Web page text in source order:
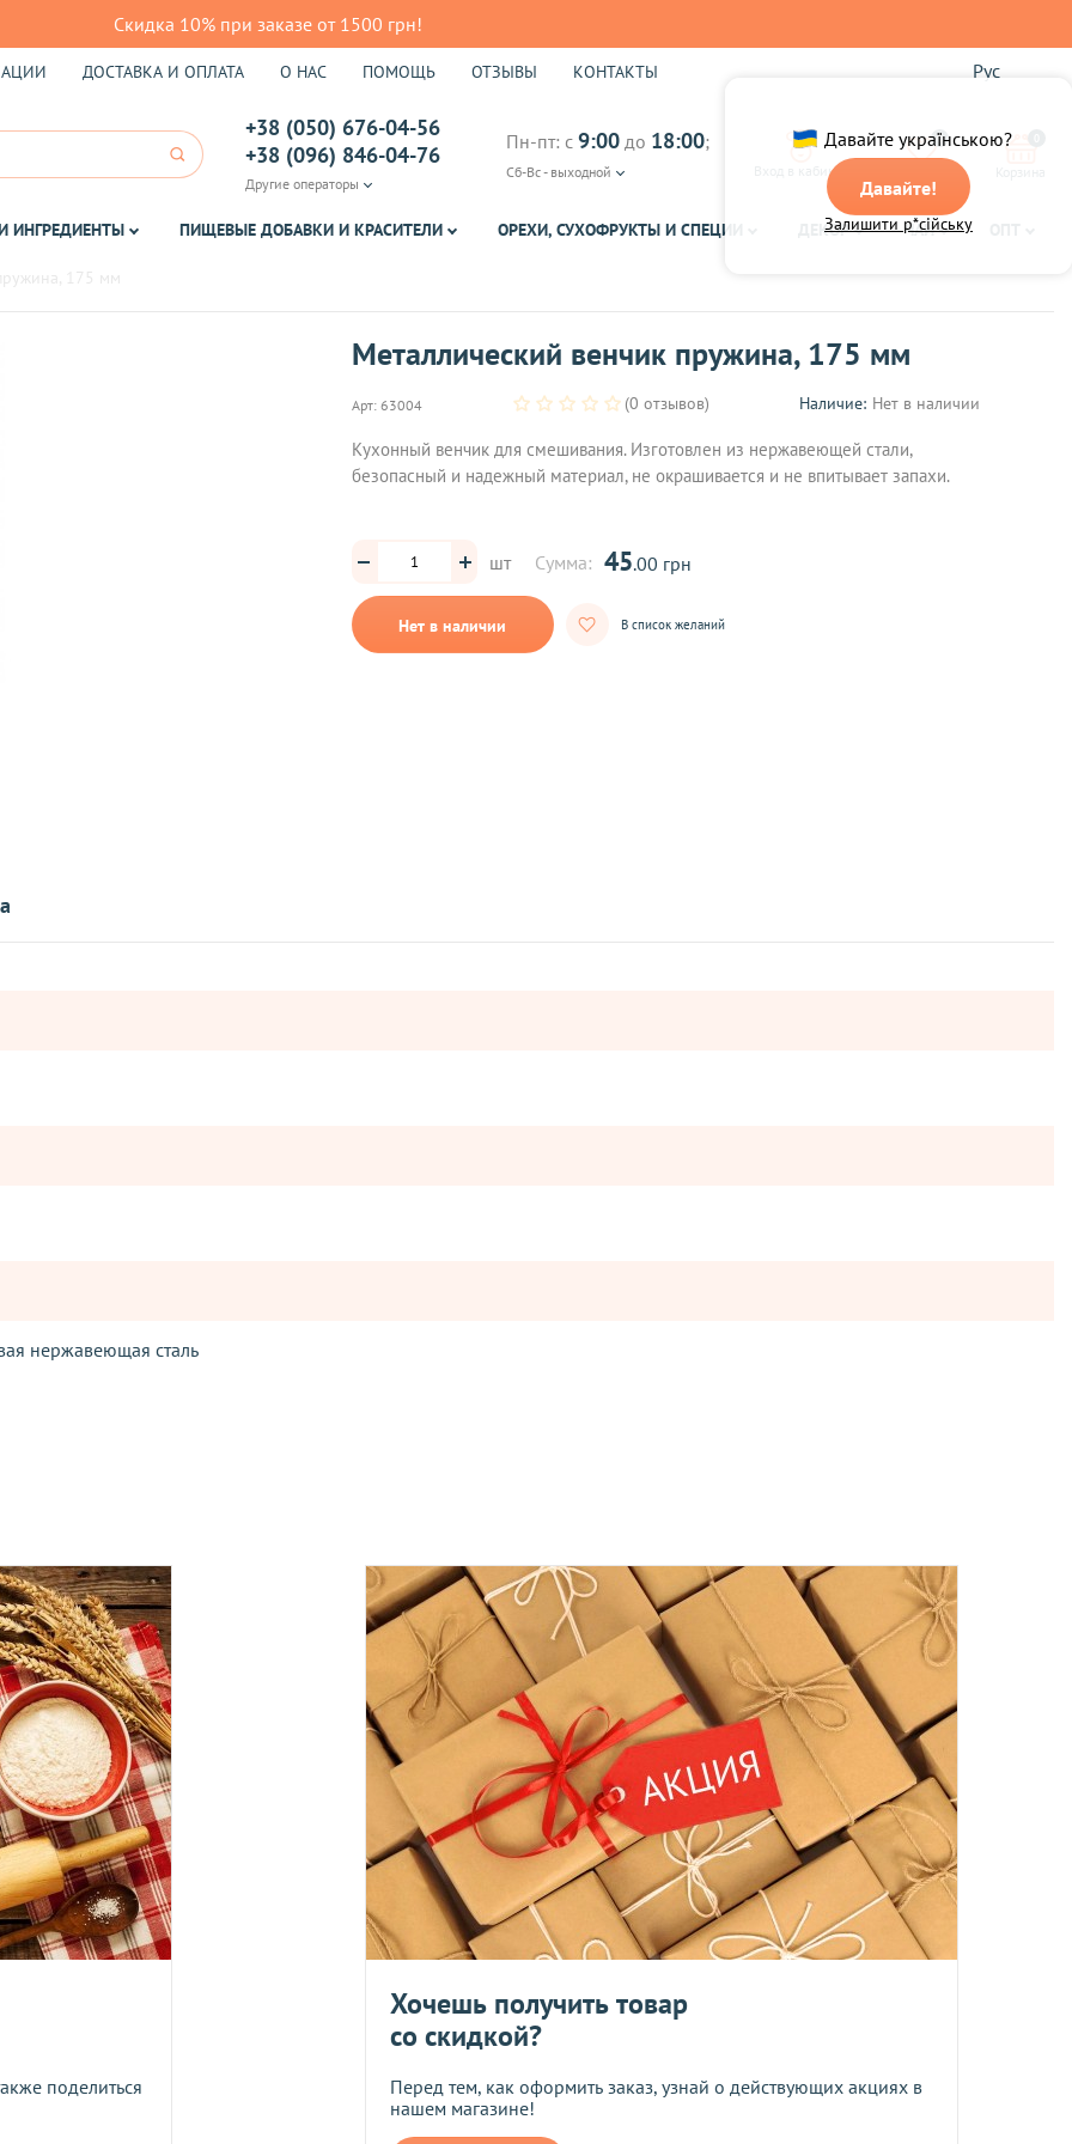
Скидка 10% при заказе от 1500 грн!
Давайте українською?
Давайте!
Залишити р*сійську
ДОСТАВКА И ОПЛАТА О НАС ПОМОЩЬ ОТЗЫВЫ КОНТАКТЫ Рус
+38 (050) 676-04-56
+38 (096) 846-04-76
Другие операторы
Пн-пт: с 9:00 до 18:00;
Сб-Вс - выходной Вход в кабинет
0
ИНГРЕДИЕНТЫ ПИЩЕВЫЕ ДОБАВКИ И КРАСИТЕЛИ ОРЕХИ, СУХОФРУКТЫ И СПЕЦИИ ДЕКОР ЧАЙ
Металлический венчик пружина, 175 мм
Арт: 63004 (0 отзывов) Наличие: Нет в наличии
Кухонный венчик для смешивания. Изготовлен из нержавеющей стали,
безопасный и надежный материал, не окрашивается и не впитывает запахи.
шт Сумма: 45.00 грн
Нет в наличии В список желаний
нержавеющая сталь
Я даю согласие на обработку моих персональных данных
оплаты.
один раз в неделю -
Оплата должна поступить до среды включительно.
с категории "ОПТ
", отправляются за счет клиента!
оператора и не распространяется на ассортимент прессованных дрожжей и товары по оптовым ценам.
скидок.
статус доставки Вашего заказа логистическим оператором, Вы получите на следующий день после отправки заказа.
в течение 14 дней. Пищевые продукты, пригодные к употреблению, возврату и обмену не подлежат.
поделиться
Хочешь получить товар
со скидкой?
Перед тем, как оформить заказ, узнай о действующих акциях в
нашем магазине!